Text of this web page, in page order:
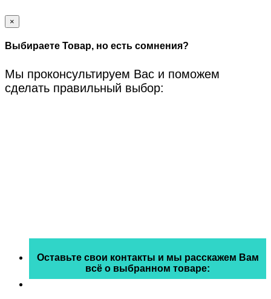
×
Выбираете Товар, но есть сомнения?
Мы проконсультируем Вас и поможем
сделать правильный выбор:
Оставьте свои контакты и мы расскажем Вам
всё о выбранном товаре: